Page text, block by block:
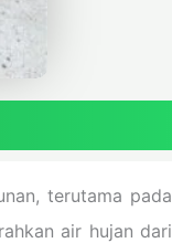
terutama pada
air hujan dari